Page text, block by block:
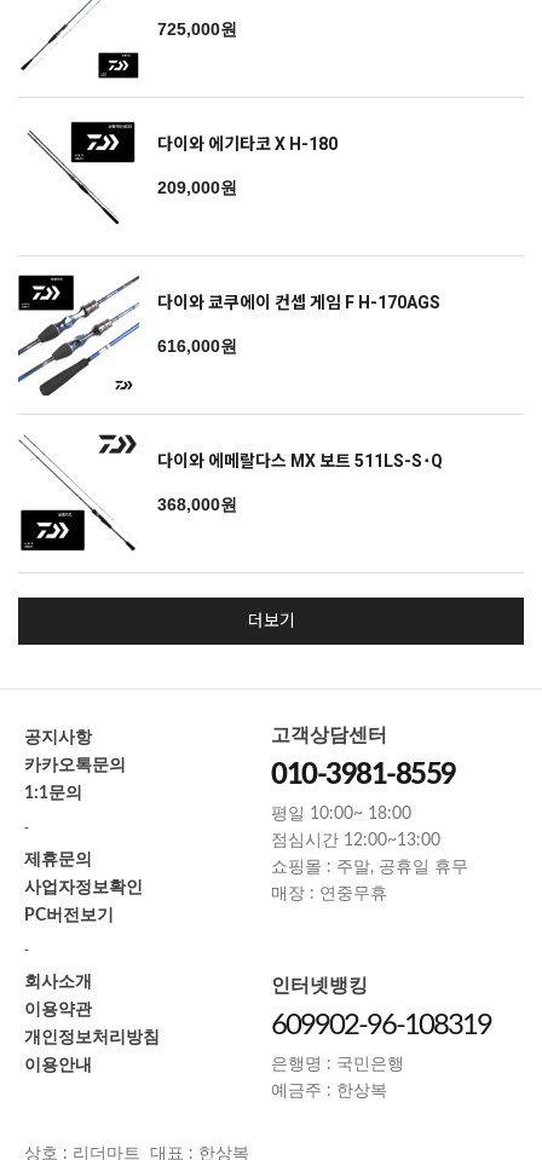
725,000원
다이와 에기타코 X H-180
209,000원
다이와 쿄쿠에이 컨셉 게임 F H-170AGS
616,000원
다이와 에메랄다스 MX 보트 511LS-S･Q
368,000원
더보기
공지사항
카카오톡문의
1:1문의
-
제휴문의
사업자정보확인
PC버전보기
-
회사소개
이용약관
개인정보처리방침
이용안내
고객상담센터
010-3981-8559
평일 10:00~ 18:00
점심시간 12:00~13:00
쇼핑몰 : 주말, 공휴일 휴무
매장 : 연중무휴
인터넷뱅킹
609902-96-108319
은행명 : 국민은행
예금주 : 한상복
상호 : 리더마트 대표 : 한상복